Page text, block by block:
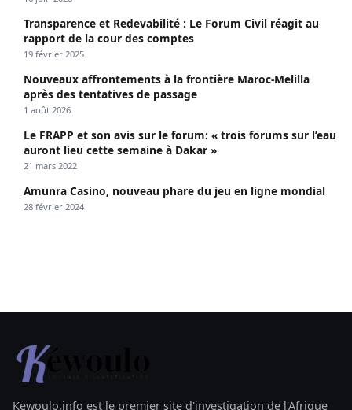
Transparence et Redevabilité : Le Forum Civil réagit au
rapport de la cour des comptes
19 février 2025
Nouveaux affrontements à la frontière Maroc-Melilla
après des tentatives de passage
1 août 2026
Le FRAPP et son avis sur le forum: « trois forums sur l’eau
auront lieu cette semaine à Dakar »
21 mars 2022
Amunra Casino, nouveau phare du jeu en ligne mondial
28 février 2024
Kewoulo.info est le premier site d'investigation de l'Afrique